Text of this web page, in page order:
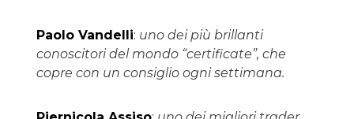
Paolo Vandelli: uno dei più brillanti
conoscitori del mondo “certificate”, che
copre con un consiglio ogni settimana.